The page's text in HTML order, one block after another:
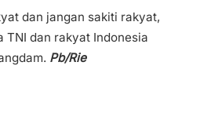
dan jangan sakiti rakyat,
TNI dan rakyat Indonesia
Pb/Rie